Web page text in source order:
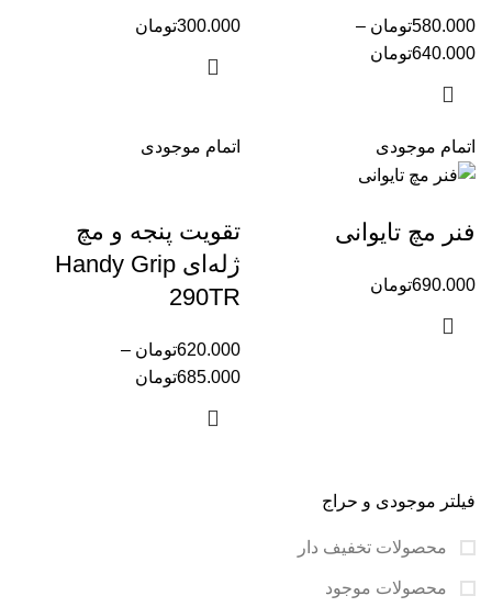
فیلتر موجودی و حراج
محصولات تخفیف دار
محصولات موجود
تومان580.000
–
تومان640.000
تومان300.000
اتمام موجودی
فنر مچ تایوانی
تومان690.000
اتمام موجودی
تقویت پنجه و مچ
ژله‌ای Handy Grip
290TR
تومان620.000
–
تومان685.000